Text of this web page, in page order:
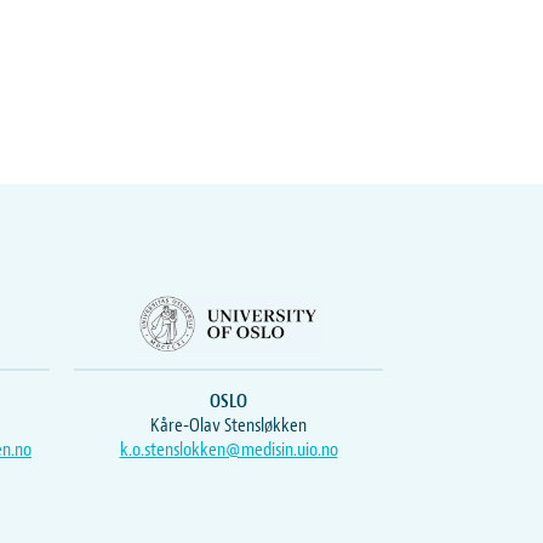
OSLO
Kåre-Olav Stensløkken
k.o.stenslokken@medisin.uio.no